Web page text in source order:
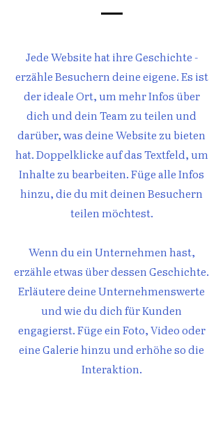
Jede Website hat ihre Geschichte -
erzähle Besuchern deine eigene. Es ist
der ideale Ort, um mehr Infos über
dich und dein Team zu teilen und
darüber, was deine Website zu bieten
hat. Doppelklicke auf das Textfeld, um
Inhalte zu bearbeiten. Füge alle Infos
hinzu, die du mit deinen Besuchern
teilen möchtest.
Wenn du ein Unternehmen hast,
erzähle etwas über dessen Geschichte.
Erläutere deine Unternehmenswerte
und wie du dich für Kunden
engagierst. Füge ein Foto, Video oder
eine Galerie hinzu und erhöhe so die
Interaktion.